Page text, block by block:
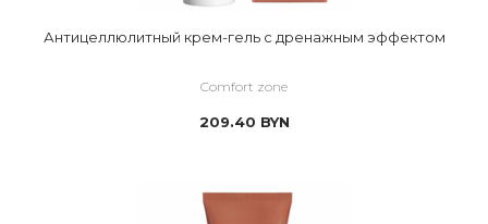
Антицеллюлитный крем-гель с дренажным эффектом
Comfort zone
209.40 BYN